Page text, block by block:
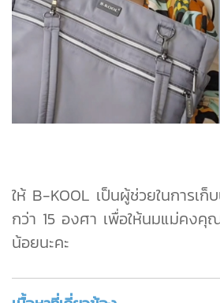
ให้ B-KOOL เป็นผู้ช่วยในการเก็
กว่า 15 องศา เพื่อให้นมแม่คง
น้อยนะคะ